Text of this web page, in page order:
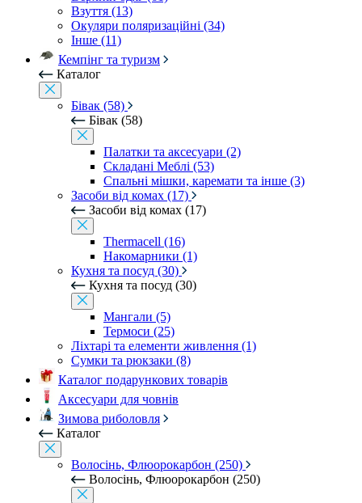
Взуття (13)
Окуляри поляризаційні (34)
Інше (11)
Кемпінг та туризм
Каталог
Бівак (58)
Бівак (58)
Палатки та аксесуари (2)
Складані Меблі (53)
Спальні мішки, каремати та інше (3)
Засоби від комах (17)
Засоби від комах (17)
Thermacell (16)
Накомарники (1)
Кухня та посуд (30)
Кухня та посуд (30)
Мангали (5)
Термоси (25)
Ліхтарі та елементи живлення (1)
Сумки та рюкзаки (8)
Каталог подарункових товарів
Аксесуари для човнів
Зимова риболовля
Каталог
Волосінь, Флюорокарбон (250)
Волосінь, Флюорокарбон (250)